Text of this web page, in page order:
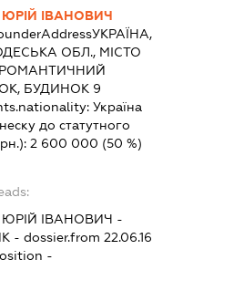
ІВАНОВИЧ
УКРАЇНА,
ОБЛ., МІСТО
БУДИНОК 9
Україна
до статутного
2 600 000 (50 %)
ІВАНОВИЧ -
- dossier.from 22.06.16
-